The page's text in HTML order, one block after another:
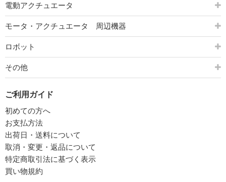
電動アクチュエータ
モータ・アクチュエータ 周辺機器
ロボット
その他
ご利用ガイド
初めての方へ
お支払方法
出荷日・送料について
取消・変更・返品について
特定商取引法に基づく表示
買い物規約